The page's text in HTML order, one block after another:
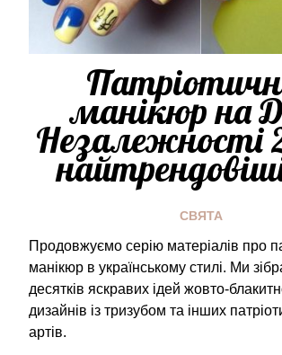
манікюр на
Незалежності
найтрендовіші
СВЯТА
Продовжуємо серію матеріалів про
манікюр в українському стилі. Ми
десятків яскравих ідей жовто-
дизайнів із тризубом та інших
артів.